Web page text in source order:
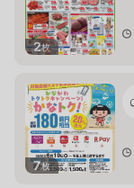
2枚
7枚